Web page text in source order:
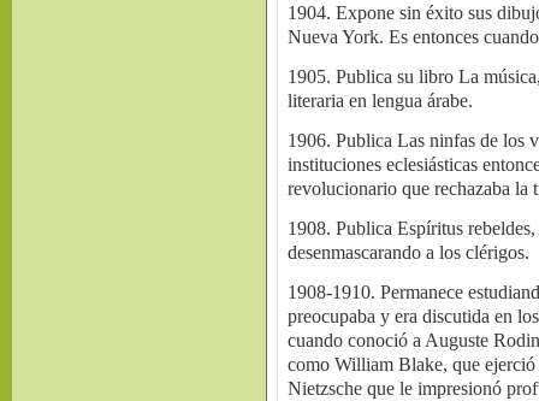
1904. Expone sin éxito sus
Nueva York. Es entonces
1905. Publica su libro La
literaria en lengua árabe.
1906. Publica Las ninfas de los
instituciones eclesiásticas
revolucionario que rechazaba
1908. Publica Espíritus
desenmascarando a los clérigos.
1908-1910. Permanece
preocupaba y era discutida en
cuando conoció a Auguste
como William Blake, que
Nietzsche que le impresionó